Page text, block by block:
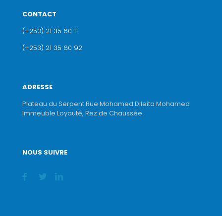
CONTACT
(+253) 21 35 60 11
(+253) 21 35 60 92
ADRESSE
Plateau du Serpent Rue Mohamed Dileita Mohamed
Immeuble Loyauté, Rez de Chaussée.
NOUS SUIVRE